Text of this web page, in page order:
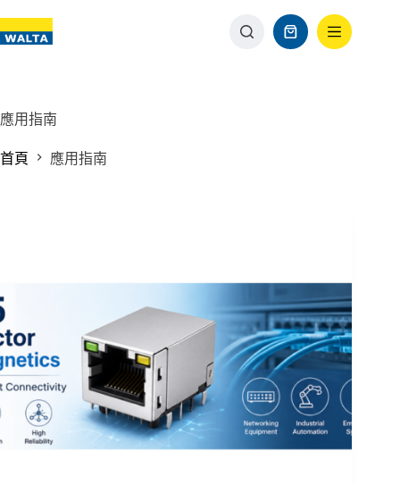
應用指南
首頁 應用指南